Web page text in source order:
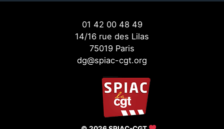
01 42 00 48 49
14/16 rue des Lilas
75019 Paris
dg@spiac-cgt.org